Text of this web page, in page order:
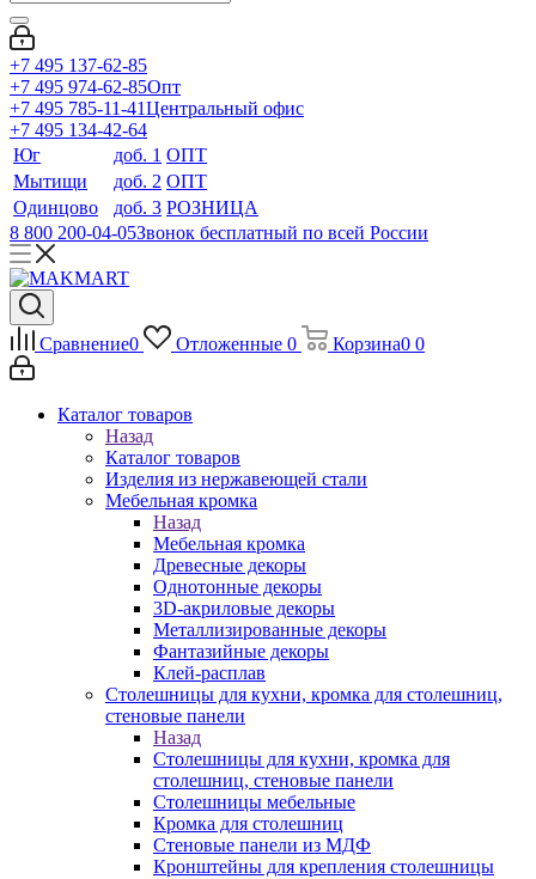
+7 495 137-62-85
+7 495 974-62-85Опт
+7 495 785-11-41Центральный офис
+7 495 134-42-64
Юг
доб. 1 ОПТ
Мытищи
доб. 2 ОПТ
Одинцово
доб. 3 РОЗНИЦА
8 800 200-04-05Звонок бесплатный по всей России
Сравнение0 Отложенные 0 Корзина0 0
Каталог товаров
Назад
Каталог товаров
Изделия из нержавеющей стали
Мебельная кромка
Назад
Мебельная кромка
Древесные декоры
Однотонные декоры
3D-акриловые декоры
Металлизированные декоры
Фантазийные декоры
Клей-расплав
Столешницы для кухни, кромка для столешниц,
стеновые панели
Назад
Столешницы для кухни, кромка для
столешниц, стеновые панели
Столешницы мебельные
Кромка для столешниц
Стеновые панели из МДФ
Кронштейны для крепления столешницы